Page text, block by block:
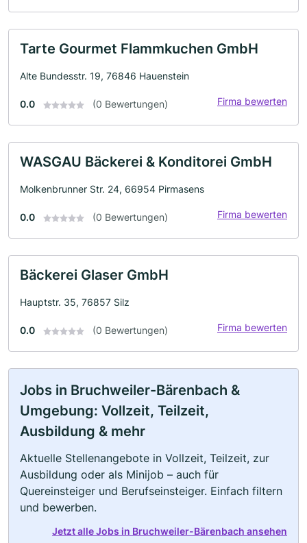
Tarte Gourmet Flammkuchen GmbH
Alte Bundesstr. 19, 76846 Hauenstein
0.0 (0 Bewertungen) Firma bewerten
WASGAU Bäckerei & Konditorei GmbH
Molkenbrunner Str. 24, 66954 Pirmasens
0.0 (0 Bewertungen) Firma bewerten
Bäckerei Glaser GmbH
Hauptstr. 35, 76857 Silz
0.0 (0 Bewertungen) Firma bewerten
Jobs in Bruchweiler-Bärenbach &
Umgebung: Vollzeit, Teilzeit,
Ausbildung & mehr
Aktuelle Stellenangebote in Vollzeit, Teilzeit, zur
Ausbildung oder als Minijob – auch für
Quereinsteiger und Berufseinsteiger. Einfach filtern
und bewerben.
Jetzt alle Jobs in Bruchweiler-Bärenbach ansehen